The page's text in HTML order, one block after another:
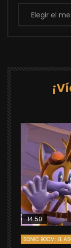
Archivos
14:50
SONIC BOOM: EL